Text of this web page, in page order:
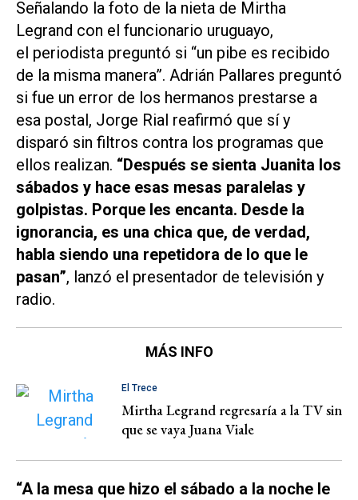
Señalando la foto de la nieta de Mirtha
Legrand con el funcionario uruguayo,
el periodista preguntó si “un pibe es recibido
de la misma manera”. Adrián Pallares preguntó
si fue un error de los hermanos prestarse a
esa postal, Jorge Rial reafirmó que sí y
disparó sin filtros contra los programas que
ellos realizan. “Después se sienta Juanita los
sábados y hace esas mesas paralelas y
golpistas. Porque les encanta. Desde la
ignorancia, es una chica que, de verdad,
habla siendo una repetidora de lo que le
pasan”, lanzó el presentador de televisión y
radio.
MÁS INFO
El Trece
Mirtha Legrand regresaría a la TV sin
que se vaya Juana Viale
“A la mesa que hizo el sábado a la noche le